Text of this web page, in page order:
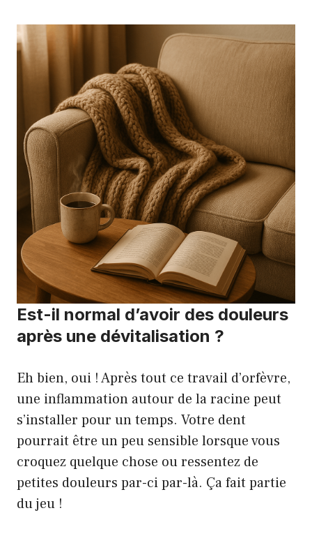
Est-il normal d’avoir des douleurs
après une dévitalisation ?
Eh bien, oui ! Après tout ce travail d’orfèvre,
une inflammation autour de la racine peut
s’installer pour un temps. Votre dent
pourrait être un peu sensible lorsque vous
croquez quelque chose ou ressentez de
petites douleurs par-ci par-là. Ça fait partie
du jeu !